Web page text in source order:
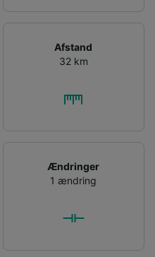
Afstand
32 km
Ændringer
1 ændring